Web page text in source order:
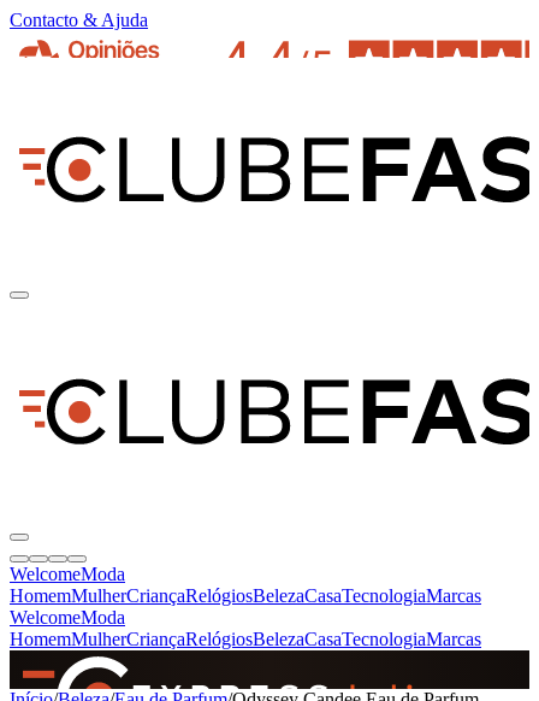
Contacto & Ajuda
WelcomeModa
HomemMulherCriançaRelógiosBelezaCasaTecnologiaMarcas
WelcomeModa
HomemMulherCriançaRelógiosBelezaCasaTecnologiaMarcas